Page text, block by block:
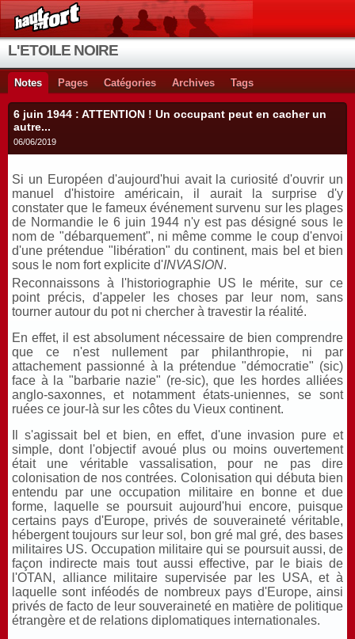
L'ETOILE NOIRE
Notes Pages Catégories Archives Tags
6 juin 1944 : ATTENTION ! Un occupant peut en cacher un
autre...
06/06/2019
Si un Européen d'aujourd'hui avait la curiosité d'ouvrir un
manuel d'histoire américain, il aurait la surprise d'y
constater que le fameux événement survenu sur les plages
de Normandie le 6 juin 1944 n'y est pas désigné sous le
nom de "débarquement", ni même comme le coup d'envoi
d'une prétendue "libération" du continent, mais bel et bien
sous le nom fort explicite d'INVASION.
Reconnaissons à l'historiographie US le mérite, sur ce
point précis, d'appeler les choses par leur nom, sans
tourner autour du pot ni chercher à travestir la réalité.
En effet, il est absolument nécessaire de bien comprendre
que ce n'est nullement par philanthropie, ni par
attachement passionné à la prétendue "démocratie" (sic)
face à la "barbarie nazie" (re-sic), que les hordes alliées
anglo-saxonnes, et notamment états-uniennes, se sont
ruées ce jour-là sur les côtes du Vieux continent.
Il s'agissait bel et bien, en effet, d'une invasion pure et
simple, dont l'objectif avoué plus ou moins ouvertement
était une véritable vassalisation, pour ne pas dire
colonisation de nos contrées. Colonisation qui débuta bien
entendu par une occupation militaire en bonne et due
forme, laquelle se poursuit aujourd'hui encore, puisque
certains pays d'Europe, privés de souveraineté véritable,
hébergent toujours sur leur sol, bon gré mal gré, des bases
militaires US. Occupation militaire qui se poursuit aussi, de
façon indirecte mais tout aussi effective, par le biais de
l'OTAN, alliance militaire supervisée par les USA, et à
laquelle sont inféodés de nombreux pays d'Europe, ainsi
privés de facto de leur souveraineté en matière de politique
étrangère et de relations diplomatiques internationales.